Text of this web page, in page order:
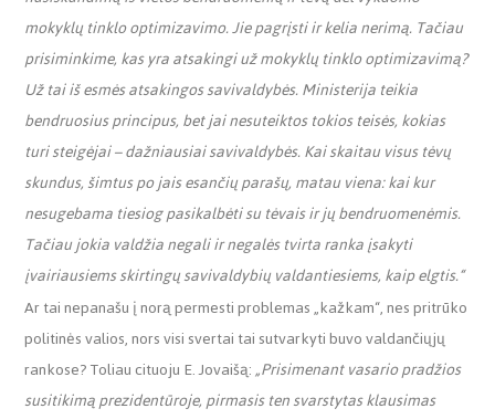
mokyklų tinklo optimizavimo. Jie pagrįsti ir kelia nerimą. Tačiau
prisiminkime, kas yra atsakingi už mokyklų tinklo optimizavimą?
Už tai iš esmės atsakingos savivaldybės. Ministerija teikia
bendruosius principus, bet jai nesuteiktos tokios teisės, kokias
turi steigėjai – dažniausiai savivaldybės. Kai skaitau visus tėvų
skundus, šimtus po jais esančių parašų, matau viena: kai kur
nesugebama tiesiog pasikalbėti su tėvais ir jų bendruomenėmis.
Tačiau jokia valdžia negali ir negalės tvirta ranka įsakyti
įvairiausiems skirtingų savivaldybių valdantiesiems, kaip elgtis.“
Ar tai nepanašu į norą permesti problemas „kažkam“, nes pritrūko
politinės valios, nors visi svertai tai sutvarkyti buvo valdančiųjų
rankose? Toliau cituoju E. Jovaišą:„Prisimenant vasario pradžios
susitikimą prezidentūroje, pirmasis ten svarstytas klausimas